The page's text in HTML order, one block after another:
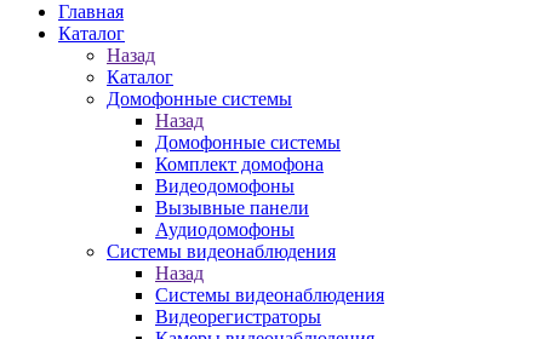
Главная
Каталог
Назад
Каталог
Домофонные системы
Назад
Домофонные системы
Комплект домофона
Видеодомофоны
Вызывные панели
Аудиодомофоны
Системы видеонаблюдения
Назад
Системы видеонаблюдения
Видеорегистраторы